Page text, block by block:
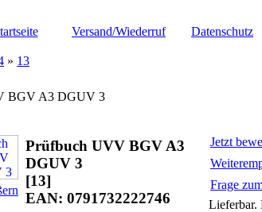
Versand/Wiederruf Datenschutz
» 13
BGV A3 DGUV 3
Prüfbuch UVV BGV A3
DGUV 3
[13]
EAN: 0791732222746
Jetzt
Frage
Lieferbar.